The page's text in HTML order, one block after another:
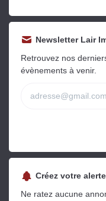
Estimer mon
Newsletter Lair
Retrouvez nos
évènements à venir.
Créez votre
Ne ratez aucune